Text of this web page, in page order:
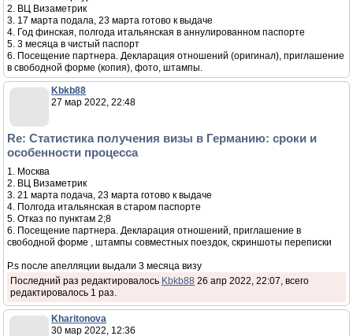
2. ВЦ Визаметрик
3. 17 марта подала, 23 марта готово к выдаче
4. Год финская, полгода итальянская в аннулированном паспорте
5. 3 месяца в чистый паспорт
6. Посещение партнера. Декларация отношений (оригинал), приглашение
в свободной форме (копия), фото, штампы.
Kbkb88
27 мар 2022, 22:48
Re: Статистика получения визы в Германию: сроки и
особенности процесса
1. Москва
2. ВЦ Визаметрик
3. 21 марта подача, 23 марта готово к выдаче
4. Полгода итальянская в старом паспорте
5. Отказ по пунктам 2;8
6. Посещение партнера. Декларация отношений, приглашение в
свободной форме , штампы совместных поездок, скриншоты переписки
P.s после апелляции выдали 3 месяца визу
Последний раз редактировалось Kbkb88 26 апр 2022, 22:07, всего
редактировалось 1 раз.
Kharitonova
30 мар 2022, 12:36